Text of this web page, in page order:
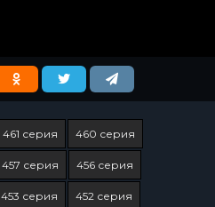
461 серия 460 серия
457 серия 456 серия
453 серия 452 серия